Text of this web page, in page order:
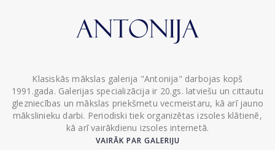
Klasiskās mākslas galerija "Antonija" darbojas kopš
1991.gada. Galerijas specializācija ir 20.gs. latviešu un cittautu
glezniecības un mākslas priekšmetu vecmeistaru, kā arī jauno
mākslinieku darbi. Periodiski tiek organizētas izsoles klātienē,
kā arī vairākdienu izsoles internetā.
VAIRĀK PAR GALERIJU